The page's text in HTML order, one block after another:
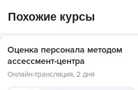
Похожие курсы
Оценка персонала методом
ассессмент-центра
Онлайн-трансляция, 2 дня